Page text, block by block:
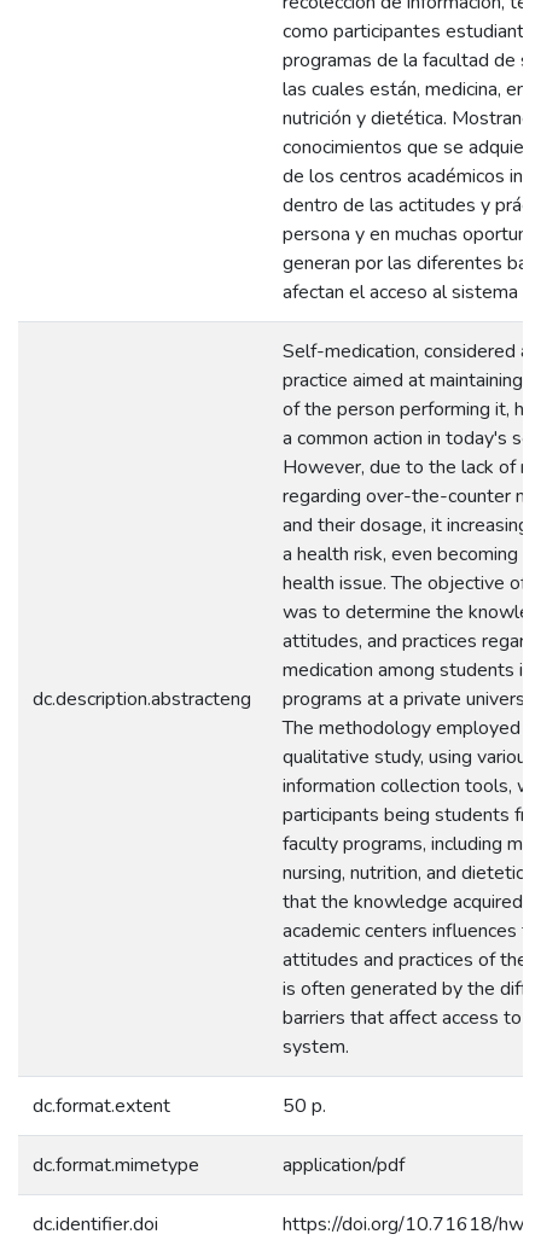
como participantes
programas de la facultad de
las cuales están, medicina,
nutrición y dietética.
conocimientos que se
de los centros académicos
dentro de las actitudes y
persona y en muchas
generan por las diferentes
afectan el acceso al sistema
dc.description.abstracteng
Self-medication, considered a
practice aimed at maintaining
of the person performing it,
a common action in today's
However, due to the lack of
regarding over-the-counter
and their dosage, it
a health risk, even becoming a
health issue. The objective of
was to determine the
attitudes, and practices
medication among students in
programs at a private
The methodology employed
qualitative study, using various
information collection tools,
participants being students
faculty programs, including
nursing, nutrition, and
that the knowledge acquired
academic centers influences
attitudes and practices of the
is often generated by the
barriers that affect access to
system.
dc.format.extent 50 p.
dc.format.mimetype application/pdf
dc.identifier.doi https://doi.org/10.71618/